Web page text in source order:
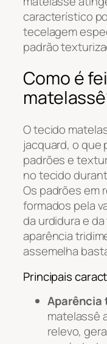
característico
tecelagem
padrão
Como é
O tecido
jacquard, o que
padrões e
no tecido
Os padrões em
formados pela
da urdidura e
aparência
assemelha
Principais
Aparência
matelassê
relevo,